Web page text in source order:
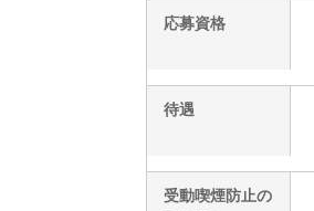
応募資格
待遇
受動喫煙防止の